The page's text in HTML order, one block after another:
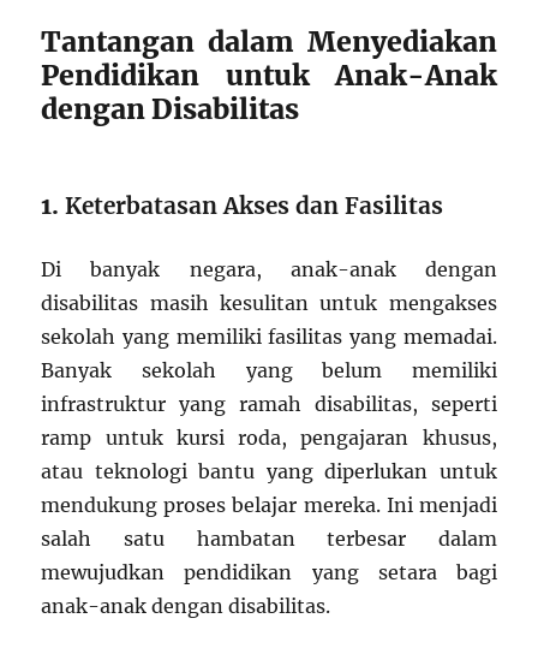
Tantangan dalam Menyediakan
Pendidikan untuk Anak-Anak
dengan Disabilitas
1.Keterbatasan Akses dan Fasilitas
Di banyak negara, anak-anak dengan
disabilitas masih kesulitan untuk mengakses
sekolah yang memiliki fasilitas yang memadai.
Banyak sekolah yang belum memiliki
infrastruktur yang ramah disabilitas, seperti
ramp untuk kursi roda, pengajaran khusus,
atau teknologi bantu yang diperlukan untuk
mendukung proses belajar mereka. Ini menjadi
salah satu hambatan terbesar dalam
mewujudkan pendidikan yang setara bagi
anak-anak dengan disabilitas.